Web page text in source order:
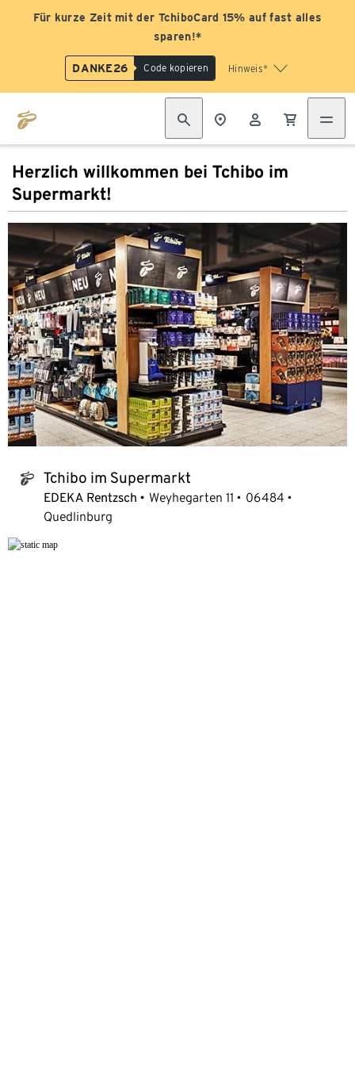
Für kurze Zeit mit der TchiboCard 15% auf fast alles
sparen!*
DANKE26 Code kopieren Hinweis*
Herzlich willkommen bei Tchibo im
Supermarkt!
tchibo_logo Tchibo im Supermarkt
EDEKA Rentzsch Weyhegarten 11
06484
Quedlinburg